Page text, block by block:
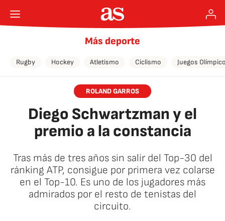
Más deporte
Rugby Hockey Atletismo Ciclismo Juegos
ROLAND GARROS
Diego Schwartzman y el
premio a la constancia
Tras más de tres años sin salir del Top-30 del
ránking ATP, consigue por primera vez colarse
en el Top-10. Es uno de los jugadores más
admirados por el resto de tenistas del
circuito.